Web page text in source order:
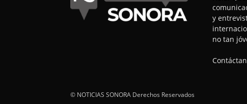
y
no tan
© NOTICIAS SONORA Derechos Reservados